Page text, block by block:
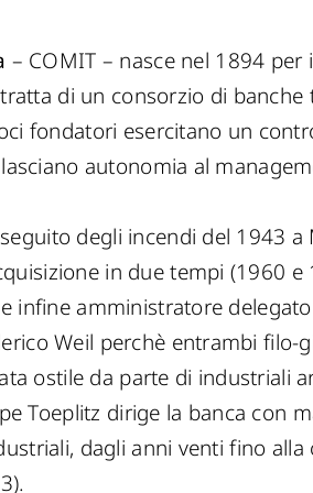
– COMIT – nasce nel 1894
di un consorzio di
fondatori esercitano un
autonomia al
degli incendi del 1943
in due tempi (1960
infine amministratore
Weil perchè entrambi filo-
ostile da parte di industriali
Toeplitz dirige la banca con
dagli anni venti fino